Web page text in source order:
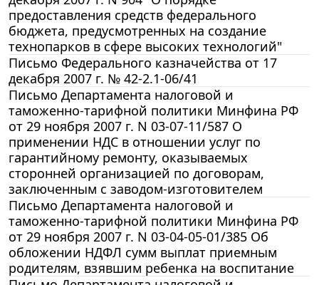
предоставления средств федерального
бюджета, предусмотренных на создание
технопарков в сфере высоких технологий"
Письмо Федерального казначейства от 17
декабря 2007 г. № 42-2.1-06/41
Письмо Департамента налоговой и
таможенно-тарифной политики Минфина РФ
от 29 ноября 2007 г. N 03-07-11/587 О
применении НДС в отношении услуг по
гарантийному ремонту, оказываемых
сторонней организацией по договорам,
заключенным с заводом-изготовителем
Письмо Департамента налоговой и
таможенно-тарифной политики Минфина РФ
от 29 ноября 2007 г. N 03-04-05-01/385 Об
обложении НДФЛ сумм выплат приемным
родителям, взявшим ребенка на воспитание